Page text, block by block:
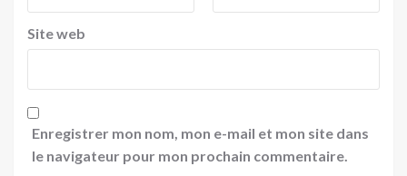
Site web
Enregistrer mon nom, mon e-mail et mon site dans
le navigateur pour mon prochain commentaire.